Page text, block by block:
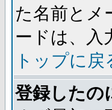
た名前とメ
ードは、入
トップに戻
登録したの